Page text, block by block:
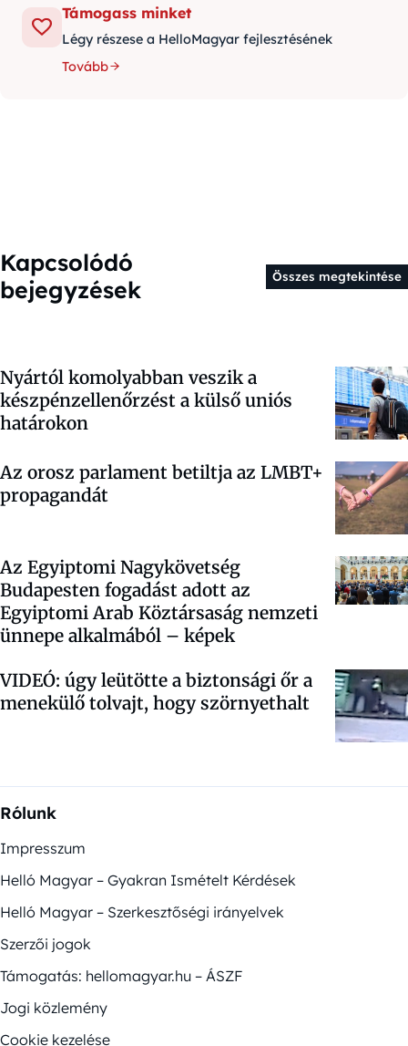
Támogass minket
Légy részese a HelloMagyar fejlesztésének
Tovább
Kapcsolódó
bejegyzések
Összes megtekintése
Nyártól komolyabban veszik a
készpénzellenőrzést a külső uniós
határokon
Az orosz parlament betiltja az LMBT+
propagandát
Az Egyiptomi Nagykövetség
Budapesten fogadást adott az
Egyiptomi Arab Köztársaság nemzeti
ünnepe alkalmából – képek
VIDEÓ: úgy leütötte a biztonsági őr a
menekülő tolvajt, hogy szörnyethalt
Rólunk
Impresszum
Helló Magyar – Gyakran Ismételt Kérdések
Helló Magyar – Szerkesztőségi irányelvek
Szerzői jogok
Támogatás: hellomagyar.hu – ÁSZF
Jogi közlemény
Cookie kezelése